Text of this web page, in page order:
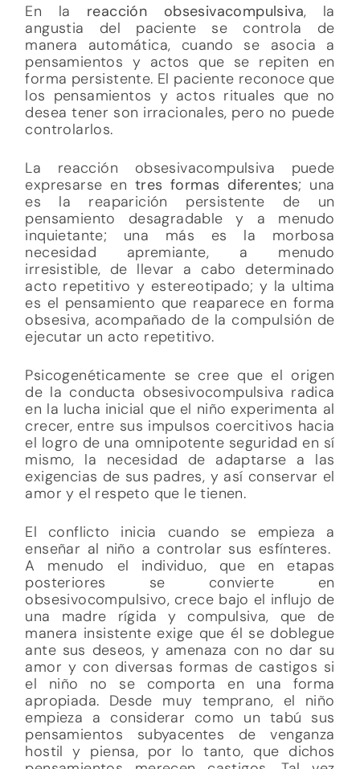
En la reacción obsesivacompulsiva, la
angustia del paciente se controla de
manera automática, cuando se asocia a
pensamientos y actos que se repiten en
forma persistente. El paciente reconoce que
los pensamientos y actos rituales que no
desea tener son irracionales, pero no puede
controlarlos.
La reacción obsesivacompulsiva puede
expresarse en tres formas diferentes; una
es la reaparición persistente de un
pensamiento desagradable y a menudo
inquietante; una más es la morbosa
necesidad apremiante, a menudo
irresistible, de llevar a cabo determinado
acto repetitivo y estereotipado; y la ultima
es el pensamiento que reaparece en forma
obsesiva, acompañado de la compulsión de
ejecutar un acto repetitivo.
Psicogenéticamente se cree que el origen
de la conducta obsesivocompulsiva radica
en la lucha inicial que el niño experimenta al
crecer, entre sus impulsos coercitivos hacia
el logro de una omnipotente seguridad en sí
mismo, la necesidad de adaptarse a las
exigencias de sus padres, y así conservar el
amor y el respeto que le tienen.
El conflicto inicia cuando se empieza a
enseñar al niño a controlar sus esfínteres.
A menudo el individuo, que en etapas
posteriores se convierte en
obsesivocompulsivo, crece bajo el influjo de
una madre rígida y compulsiva, que de
manera insistente exige que él se doblegue
ante sus deseos, y amenaza con no dar su
amor y con diversas formas de castigos si
el niño no se comporta en una forma
apropiada. Desde muy temprano, el niño
empieza a considerar como un tabú sus
pensamientos subyacentes de venganza
hostil y piensa, por lo tanto, que dichos